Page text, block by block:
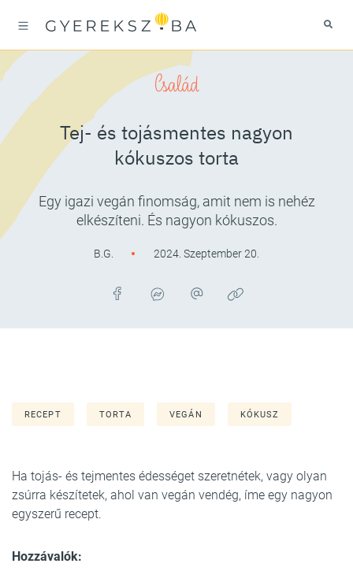
Család
Tej- és tojásmentes nagyon
kókuszos torta
Egy igazi vegán finomság, amit nem is nehéz
elkészíteni. És nagyon kókuszos.
B.G. 2024. Szeptember 20.
RECEPT TORTA VEGÁN KÓKUSZ
Ha tojás- és tejmentes édességet szeretnétek, vagy olyan
zsúrra készítetek, ahol van vegán vendég, íme egy nagyon
egyszerű recept.
Hozzávalók: